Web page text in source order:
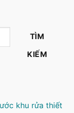
TÌM
KIẾM
khu rửa thiết